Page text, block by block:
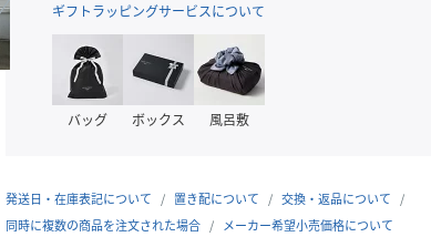
147cm / F 155cm / F
ギフトラッピングサービスについて
バッグ ボックス 風呂敷
発送日・在庫表記について 置き配について
交換・返品について
同時に複数の商品を注文された場合
メーカー希望小売価格について